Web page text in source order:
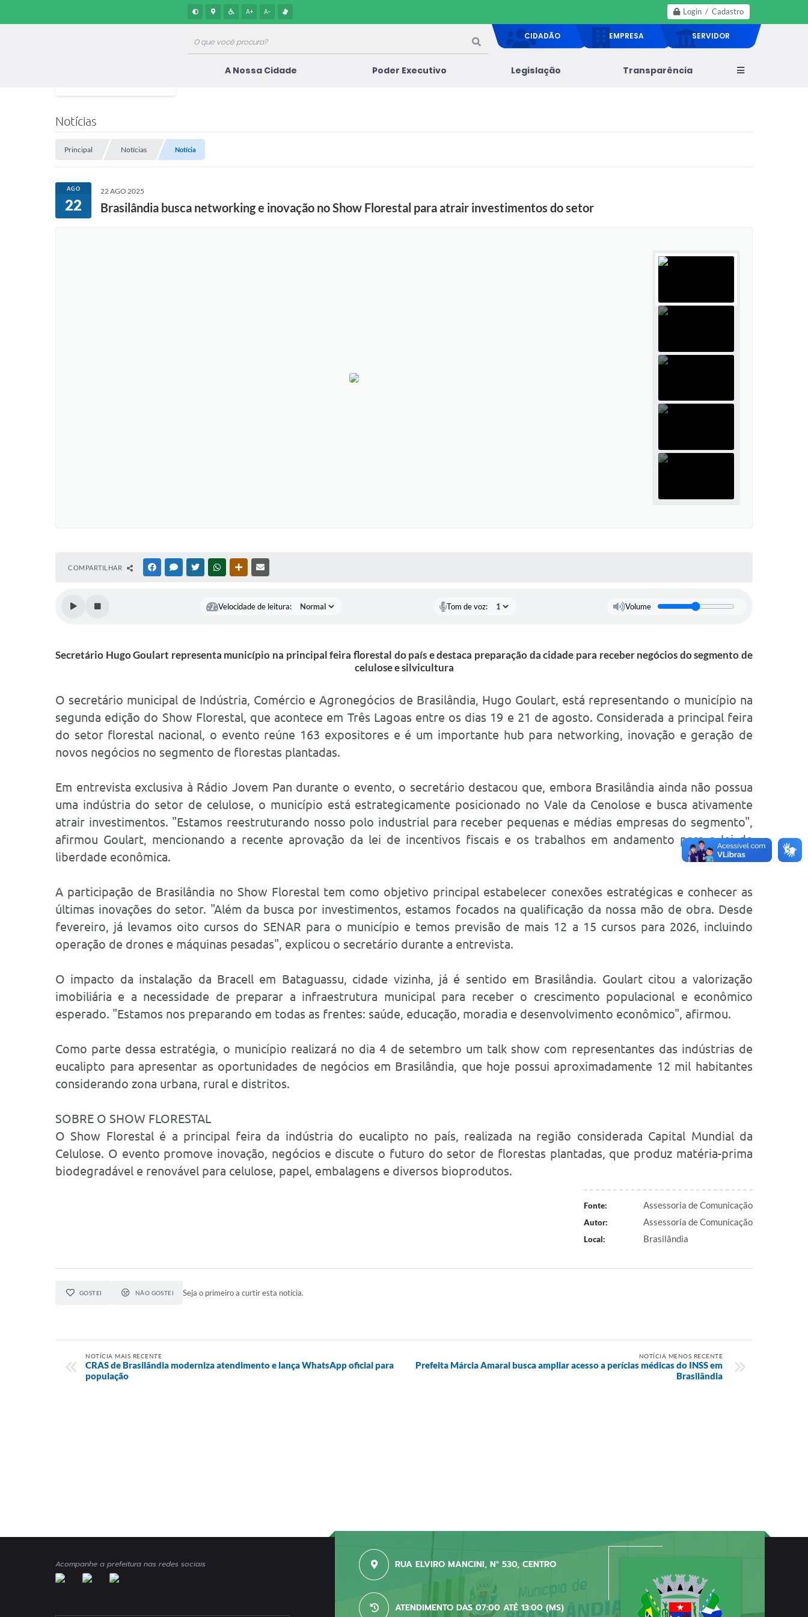
Login / Cadastro
A+ A-
CIDADÃO EMPRESA SERVIDOR
A Nossa Cidade Poder Executivo Legislação Transparência
Notícias
Principal Notícias Notícia
AGO
22
22 AGO 2025
Brasilândia busca networking e inovação no Show Florestal para atrair investimentos do setor
COMPARTILHAR FACEBOOKMESSENGER
TWITTERWHATSAPPOUTRAS MÍDIAS
Velocidade de leitura: Tom de voz: Volume
Secretário Hugo Goulart representa município na principal feira florestal do país e destaca preparação da cidade para receber negócios do segmento de
celulose e silvicultura
O secretário municipal de Indústria, Comércio e Agronegócios de Brasilândia, Hugo Goulart, está representando o município na
segunda edição do Show Florestal, que acontece em Três Lagoas entre os dias 19 e 21 de agosto. Considerada a principal feira
do setor florestal nacional, o evento reúne 163 expositores e é um importante hub para networking, inovação e geração de
novos negócios no segmento de florestas plantadas.
Em entrevista exclusiva à Rádio Jovem Pan durante o evento, o secretário destacou que, embora Brasilândia ainda não possua
uma indústria do setor de celulose, o município está estrategicamente posicionado no Vale da Cenolose e busca ativamente
atrair investimentos. "Estamos reestruturando nosso polo industrial para receber pequenas e médias empresas do segmento",
afirmou Goulart, mencionando a recente aprovação da lei de incentivos fiscais e os trabalhos em andamento para a lei de
liberdade econômica.
A participação de Brasilândia no Show Florestal tem como objetivo principal estabelecer conexões estratégicas e conhecer as
últimas inovações do setor. "Além da busca por investimentos, estamos focados na qualificação da nossa mão de obra. Desde
fevereiro, já levamos oito cursos do SENAR para o município e temos previsão de mais 12 a 15 cursos para 2026, incluindo
operação de drones e máquinas pesadas", explicou o secretário durante a entrevista.
O impacto da instalação da Bracell em Bataguassu, cidade vizinha, já é sentido em Brasilândia. Goulart citou a valorização
imobiliária e a necessidade de preparar a infraestrutura municipal para receber o crescimento populacional e econômico
esperado. "Estamos nos preparando em todas as frentes: saúde, educação, moradia e desenvolvimento econômico", afirmou.
Como parte dessa estratégia, o município realizará no dia 4 de setembro um talk show com representantes das indústrias de
eucalipto para apresentar as oportunidades de negócios em Brasilândia, que hoje possui aproximadamente 12 mil habitantes
considerando zona urbana, rural e distritos.
SOBRE O SHOW FLORESTAL
O Show Florestal é a principal feira da indústria do eucalipto no país, realizada na região considerada Capital Mundial da
Celulose. O evento promove inovação, negócios e discute o futuro do setor de florestas plantadas, que produz matéria-prima
biodegradável e renovável para celulose, papel, embalagens e diversos bioprodutos.
Fonte: Assessoria de Comunicação
Autor: Assessoria de Comunicação
Local: Brasilândia
GOSTEI NÃO GOSTEI Seja o primeiro a curtir esta notícia.
NOTÍCIA MAIS RECENTE
CRAS de Brasilândia moderniza atendimento e lança WhatsApp oficial para
população
NOTÍCIA MENOS RECENTE
Prefeita Márcia Amaral busca ampliar acesso a perícias médicas do INSS em
Brasilândia
Acompanhe a prefeitura nas redes sociais RUA ELVIRO MANCINI, N° 530, CENTRO
ATENDIMENTO DAS 07:00 ATÉ 13:00 (MS)